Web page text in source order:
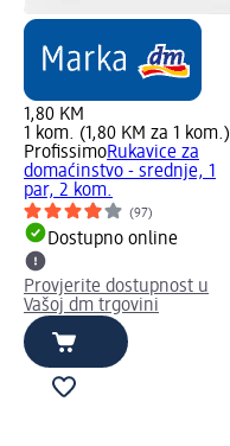
1,80 KM
1 kom. (1,80 KM za 1 kom.)
ProfissimoRukavice za
domaćinstvo - srednje, 1
par, 2 kom.
(97)
Dostupno online
Provjerite dostupnost u
Vašoj dm trgovini